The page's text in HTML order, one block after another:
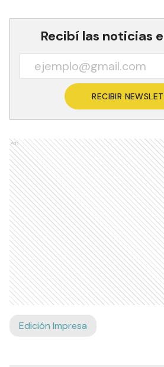
Recibí las noticias
RECIBIR
Ads
Edición Impresa